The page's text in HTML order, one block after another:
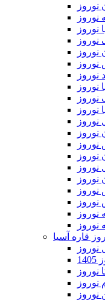
نوروز
نوروز
نوروز
نوروز
نوروز
نوروز
نوروز
نوروز
نوروز
نوروز
نوروز
نوروز
نوروز
نوروز
نوروز
نوروز
نوروز
نوروز
قاره آسیا
نوروز
نوروز
نوروز
نوروز